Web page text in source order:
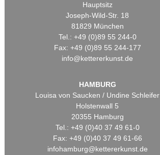
Hauptsitz
Joseph-Wild-Str. 18
81829 München
Tel.: +49 (0)89 55 244-0
Fax: +49 (0)89 55 244-177
info@kettererkunst.de
HAMBURG
Louisa von Saucken / Undine Schleifer
Holstenwall 5
20355 Hamburg
Tel.: +49 (0)40 37 49 61-0
Fax: +49 (0)40 37 49 61-66
infohamburg@kettererkunst.de